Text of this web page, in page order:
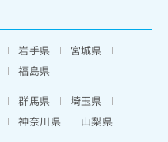
岩手県
宮城県
福島県
群馬県
埼玉県
神奈川県
山梨県